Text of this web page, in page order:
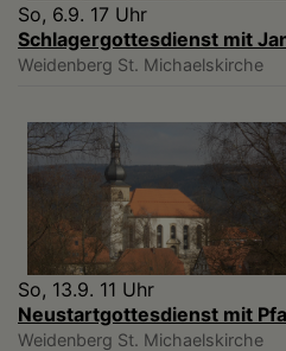
So, 6.9. 17 Uhr
Schlagergottesdienst mit
Weidenberg St. Michaelskirche
So, 13.9. 11 Uhr
Neustartgottesdienst mit
Weidenberg St. Michaelskirche